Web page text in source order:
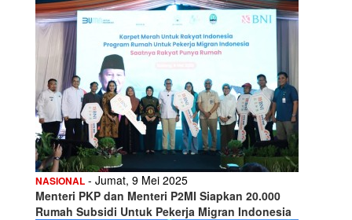
NASIONAL - Jumat, 9 Mei 2025
Menteri PKP dan Menteri P2MI Siapkan 20.000
Rumah Subsidi Untuk Pekerja Migran Indonesia